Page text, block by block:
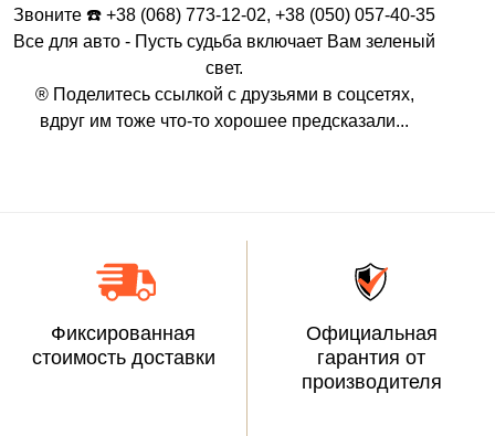
Звоните ☎️ +38 (068) 773-12-02, +38 (050) 057-40-35
Все для авто - Пусть судьба включает Вам зеленый
свет.
® Поделитесь ссылкой с друзьями в соцсетях,
вдруг им тоже что-то хорошее предсказали...
Фиксированная
стоимость доставки
Официальная
гарантия от
производителя